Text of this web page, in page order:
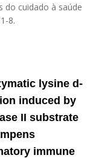
do cuidado à saúde
8.
lysine d-
induced by
II substrate
immune